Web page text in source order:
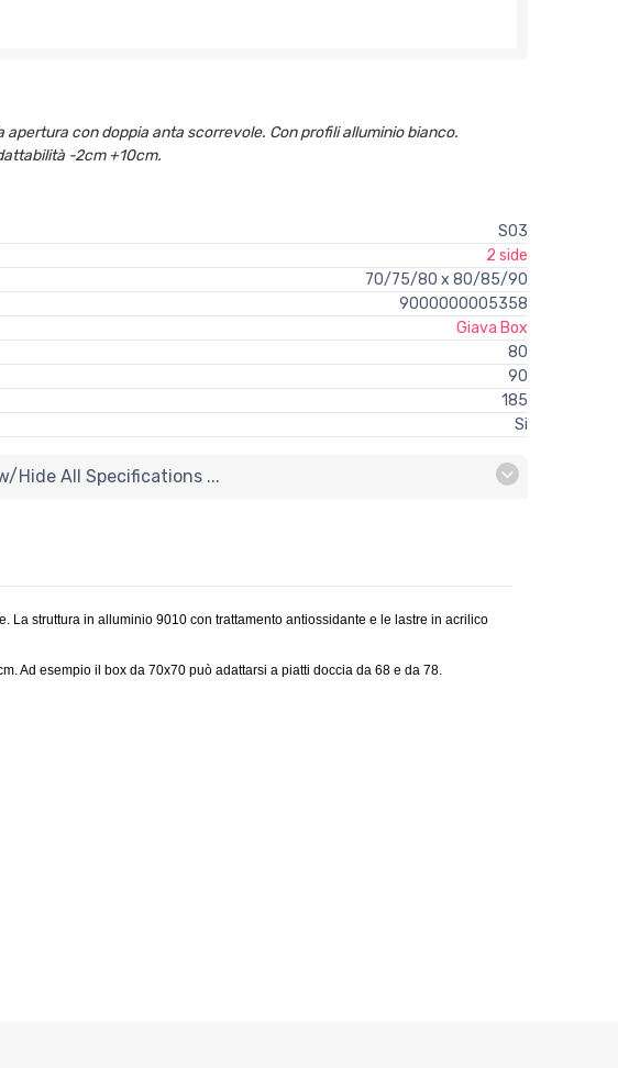
con doppia anta scorrevole. Con profili alluminio bianco.
-2cm +10cm.
S03
2 side
70/75/80 x 80/85/90
9000000005358
Giava Box
80
90
185
Si
hide All Specifications ...
struttura in alluminio 9010 con trattamento antiossidante e le lastre in acrilico
Ad esempio il box da 70x70 può adattarsi a piatti doccia da 68 e da 78.